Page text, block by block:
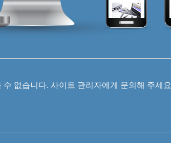
없습니다. 사이트 관리자에게 문의해 주세요